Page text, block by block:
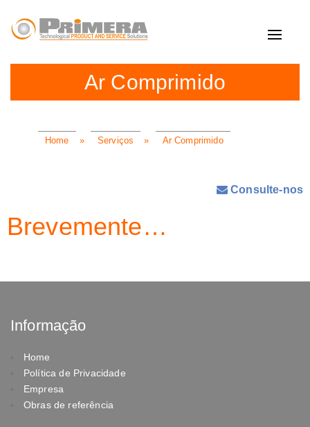
Toggle
Ar Comprimido
Home » Serviços » Ar Comprimido
Consulte-nos
Brevemente…
Informação
Home
Política de Privacidade
Empresa
Obras de referência